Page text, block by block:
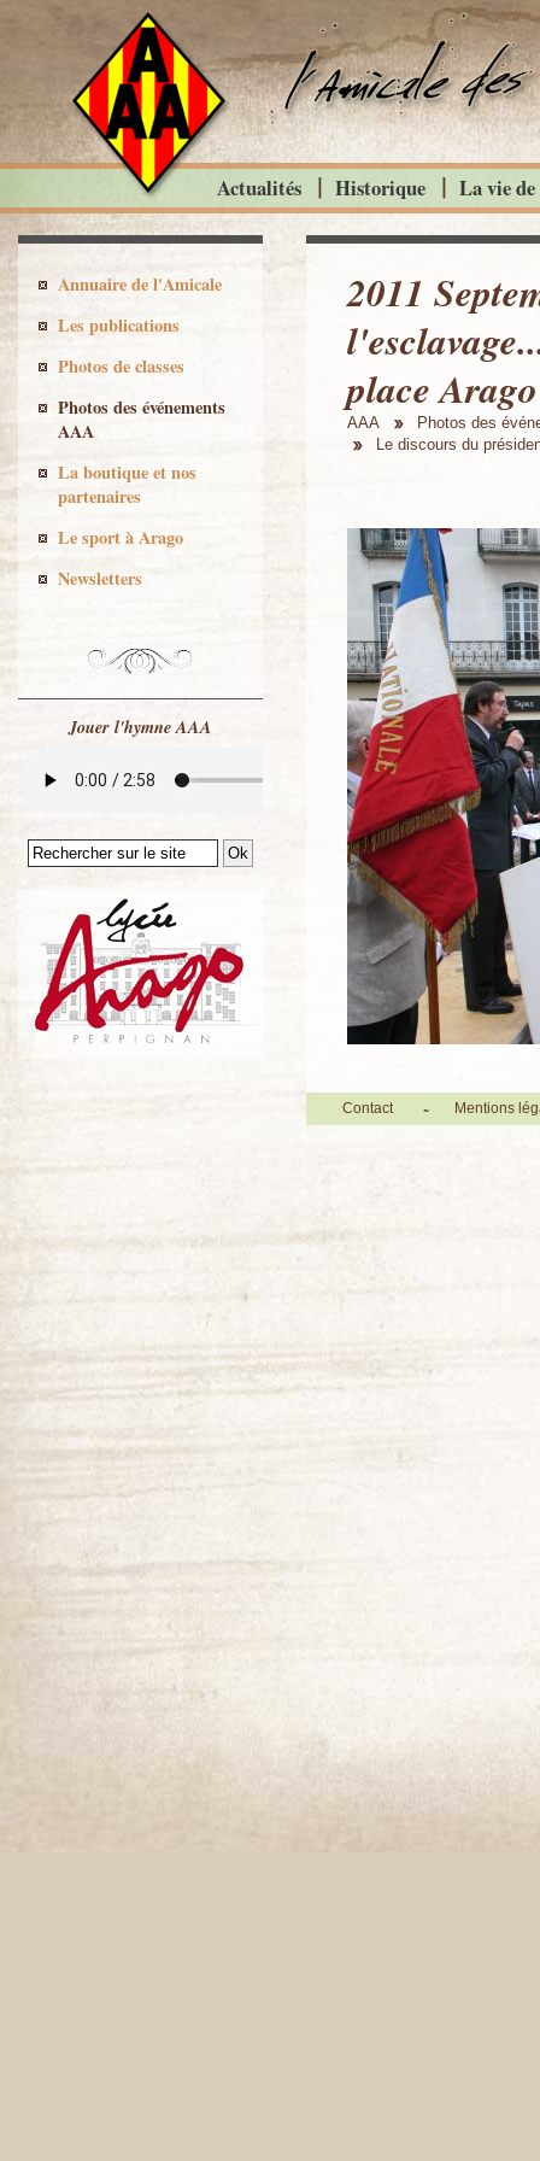
2011
place Arago
AAA
Photos des
Le discours du
Actualités Historique La vie
Annuaire de l'Amicale
Les publications
Photos de classes
Photos des événements
AAA
La boutique et nos
partenaires
Le sport à Arago
Newsletters
Jouer l'hymne AAA
Contact Mentions